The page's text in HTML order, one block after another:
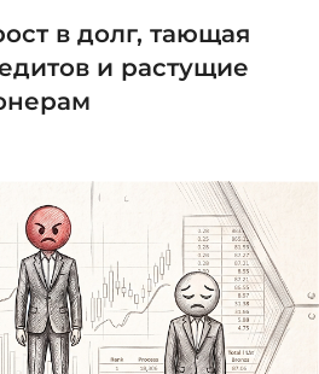
в долг, тающая
и растущие